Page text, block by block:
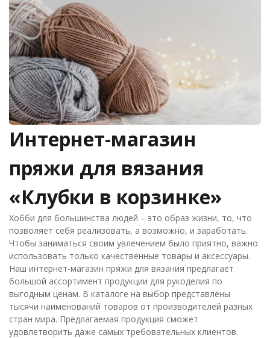
Интернет-магазин
пряжи для вязания
«Клубки в корзинке»
Хобби для большинства людей – это образ жизни, то, что
позволяет себя реализовать, а возможно, и заработать.
Чтобы заниматься своим увлечением было приятно, важно
использовать только качественные товары и аксессуары.
Наш интернет-магазин пряжи для вязания предлагает
большой ассортимент продукции для рукоделия по
выгодным ценам. В каталоге на выбор представлены
тысячи наименований товаров от производителей разных
стран мира. Предлагаемая продукция сможет
удовлетворить даже самых требовательных клиентов.